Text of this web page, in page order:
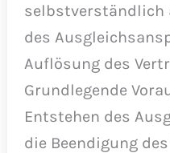
selbstverständlich
des
Auflösung des
Grundlegende
Entstehen des
die Beendigung